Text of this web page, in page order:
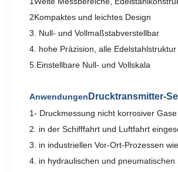
2Kompaktes und leichtes Design
3. Null- und Vollmaßstabverstellbar
4. hohe Präzision, alle Edelstahlstruktur
5.Einstellbare Null- und Vollskala
Anwendungen Drucktransmitter-
1- Druckmessung nicht korrosiver
2. in der Schifffahrt und Luftfahrt
3. in industriellen Vor-Ort-Prozessen
4. in hydraulischen und